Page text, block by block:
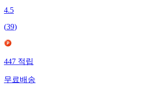
4.5
(39)
447 적립
무료배송